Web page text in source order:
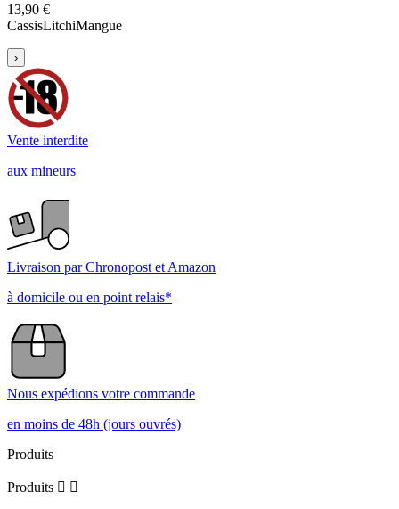
13,90 €
CassisLitchiMangue
›
Vente interdite
aux mineurs
Livraison par Chronopost et Amazon
à domicile ou en point relais*
Nous expédions votre commande
en moins de 48h (jours ouvrés)
Produits
Produits  